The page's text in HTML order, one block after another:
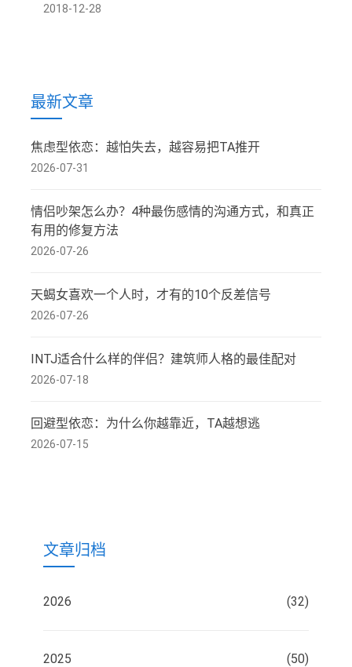
2018-12-28
最新文章
焦虑型依恋：越怕失去，越容易把TA推开
2026-07-31
情侣吵架怎么办？4种最伤感情的沟通方式，和真正
有用的修复方法
2026-07-26
天蝎女喜欢一个人时，才有的10个反差信号
2026-07-26
INTJ适合什么样的伴侣？建筑师人格的最佳配对
2026-07-18
回避型依恋：为什么你越靠近，TA越想逃
2026-07-15
文章归档
2026 (32)
2025 (50)